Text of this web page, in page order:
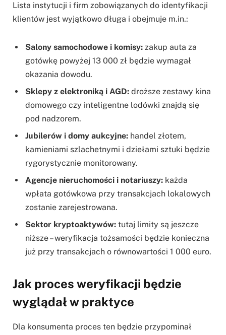
Lista instytucji i firm zobowiązanych do identyfikacji
klientów jest wyjątkowo długa i obejmuje m.in.:
Salony samochodowe i komisy: zakup auta za
gotówkę powyżej 13 000 zł będzie wymagał
okazania dowodu.
Sklepy z elektroniką i AGD: droższe zestawy kina
domowego czy inteligentne lodówki znajdą się
pod nadzorem.
Jubilerów i domy aukcyjne: handel złotem,
kamieniami szlachetnymi i dziełami sztuki będzie
rygorystycznie monitorowany.
Agencje nieruchomości i notariuszy: każda
wpłata gotówkowa przy transakcjach lokalowych
zostanie zarejestrowana.
Sektor kryptoaktywów: tutaj limity są jeszcze
niższe – weryfikacja tożsamości będzie konieczna
już przy transakcjach o równowartości 1 000 euro.
Jak proces weryfikacji będzie
wyglądał w praktyce
Dla konsumenta proces ten będzie przypominał